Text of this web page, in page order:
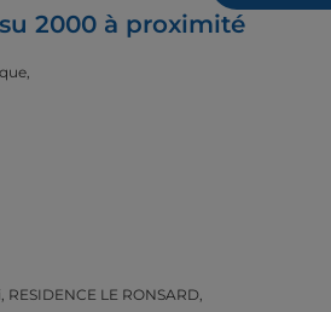
2000 à proximité
LE RONSARD,